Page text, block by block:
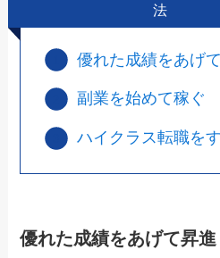
法
優れた成績をあげ
副業を始めて稼ぐ
ハイクラス転職を
優れた成績をあげて昇